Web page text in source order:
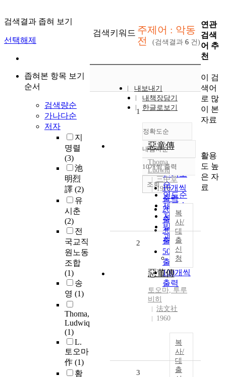
검색결과 좁혀 보기
선택해제
좁혀본 항목 보기
순서
검색량순
가나다순
저자
지
명렬
(3)
池
明烈
譯 (2)
유
시춘
(2)
전
국교직
원노동
조합
(1)
송
영 (1)
Thoma,
Ludwiq
(1)
L.
토오마
作 (1)
황
검색키워드 주제어 : 악동
전
(검색결과 6 건)
내보내기
내책장담기
한글로보기
정확도순
정확도
순
인기도
순
연도순
제목순
저자순
발행기
관순
내림차순
내림차순
10개씩 출력
10개씩
출력
20개씩
출력
30개씩
출력
50개씩
출력
100개씩
출력
조회
1
惡童傳
Thoma,
Ludwiq
三中堂
1976
복
사/
대
출
신
청
2
惡董傳
토오마, 투루
비히
法文社
1960
복
사/
대
출
3
연관
검색
어 추
천
이 검
색어
로 많
이 본
자료
활용
도 높
은 자
료